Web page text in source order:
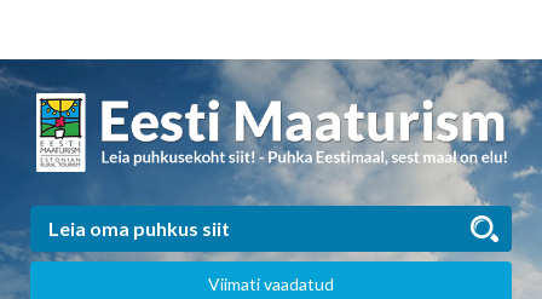
Viimati vaadatud